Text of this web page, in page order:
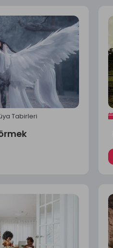
Tabirleri